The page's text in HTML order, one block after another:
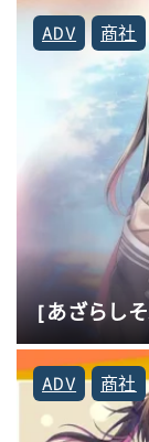
ADV 商社
[あざらし
ADV 商社